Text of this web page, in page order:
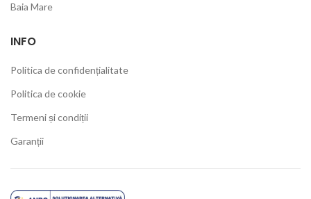
Baia Mare
INFO
Politica de confidențialitate
Politica de cookie
Termeni și condiții
Garanții